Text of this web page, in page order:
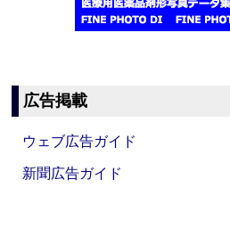
広告掲載
ウェブ広告ガイド
新聞広告ガイド